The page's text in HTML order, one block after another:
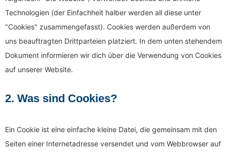
Technologien (der Einfachheit halber werden all diese unter
"Cookies" zusammengefasst). Cookies werden außerdem von
uns beauftragten Drittparteien platziert. In dem unten stehendem
Dokument informieren wir dich über die Verwendung von Cookies
auf unserer Website.
2. Was sind Cookies?
Ein Cookie ist eine einfache kleine Datei, die gemeinsam mit den
Seiten einer Internetadresse versendet und vom Webbrowser auf